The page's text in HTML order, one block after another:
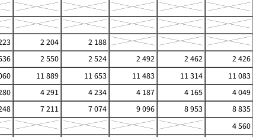
2 204
2 188
2 550 2 524 2 492 2 462
2 426
11 889 11 653 11 483 11 314
11 083
4 291 4 234 4 187 4 165
4 049
7 211 7 074 9 096 8 953
8 835
4 560